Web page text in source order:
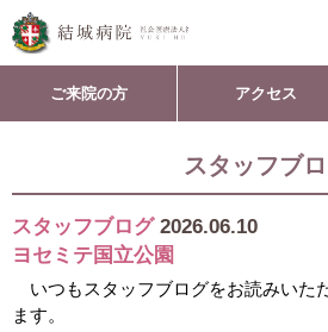
ご来院の方 アクセス
スタッフブ
スタッフブログ 2026.06.10
ヨセミテ国立公園
いつもスタッフブログをお読みいた
ます。